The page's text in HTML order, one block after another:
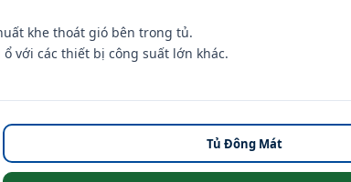
khe thoát gió bên trong tủ.
với các thiết bị công suất lớn khác.
Tủ Đông Mát